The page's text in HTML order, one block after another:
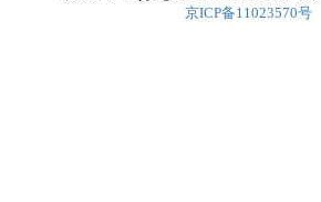
京ICP备11023570号